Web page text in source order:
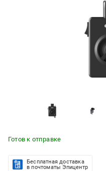
Готов к отправке
Бесплатная доставка
в почтоматы Эпицентр